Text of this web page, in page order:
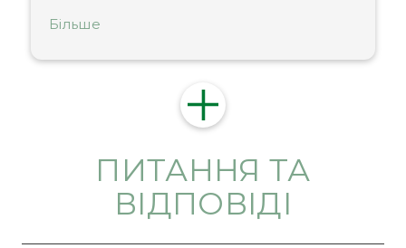
Більше
ПИТАННЯ ТА
ВІДПОВІДІ